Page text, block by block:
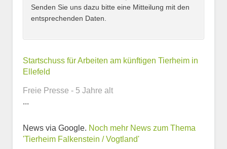
Kontaktmöglichkeiten
E-Mail-Adresse
Telefonnummer
Senden Sie uns dazu bitte eine Mitteilung mit den
entsprechenden Daten.
Startschuss für Arbeiten am künftigen Tierheim in
Ellefeld
Freie Presse - 5 Jahre alt
...
News via Google. Noch mehr News zum Thema
'Tierheim Falkenstein / Vogtland'